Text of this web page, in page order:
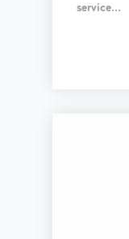
service...